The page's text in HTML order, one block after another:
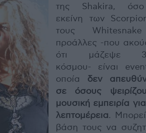
της Shakira,
εκείνη των
τους
προάλλες -που
ότι μάζεψε
κόσμου- είναι
οποία δεν
σε όσους
μουσική εμπειρία
λεπτομέρεια.
βάση τους να